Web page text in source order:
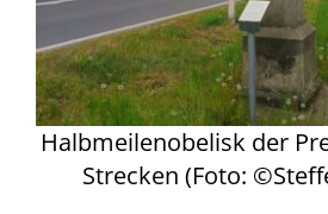
Halbmeilenobelisk der
Strecken (Foto: